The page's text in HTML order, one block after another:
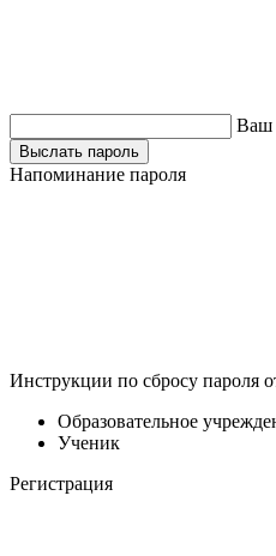
Ваш
Выслать пароль
Напоминание пароля
Инструкции по сбросу пароля
Образовательное
Ученик
Регистрация